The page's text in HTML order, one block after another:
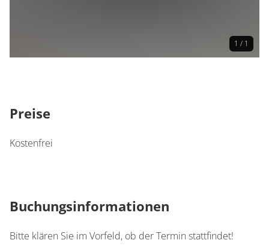
1 / 1
Preise
Kostenfrei
Buchungsinformationen
Bitte klären Sie im Vorfeld, ob der Termin stattfindet!